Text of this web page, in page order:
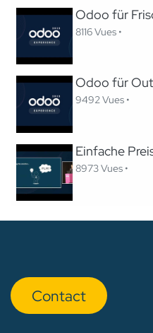
Odoo für
8116 Vues •
Odoo für
9492 Vues •
Einfache
8973 Vues •
Con​​​​tact